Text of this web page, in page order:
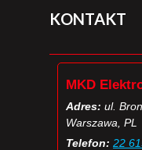
KONTAKT
MKD
Adres: ul.
Warszawa, PL
Telefon: 22